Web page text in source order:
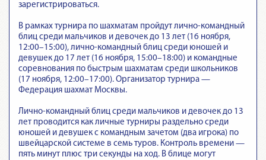
зарегистрироваться.
В рамках турнира по шахматам пройдут лично-командный
блиц среди мальчиков и девочек до 13 лет (16 ноября,
12:00–15:00), лично-командный блиц среди юношей и
девушек до 17 лет (16 ноября, 15:00–18:00) и командные
соревнования по быстрым шахматам среди школьников
(17 ноября, 12:00–17:00). Организатор турнира —
Федерация шахмат Москвы.
Лично-командный блиц среди мальчиков и девочек до 13
лет проводится как личные турниры раздельно среди
юношей и девушек с командным зачетом (два игрока) по
швейцарской системе в семь туров. Контроль времени —
пять минут плюс три секунды на ход. В блице могут